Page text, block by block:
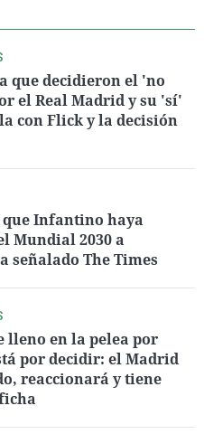
que decidieron el 'no
el Real Madrid y su 'sí'
con Flick y la decisión
que Infantino haya
Mundial 2030 a
señalado The Times
lleno en la pelea por
por decidir: el Madrid
reaccionará y tiene